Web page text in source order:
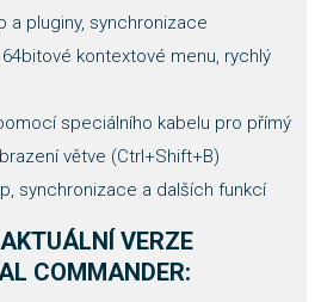
a pluginy, synchronizace
kontextové menu, rychlý
speciálního kabelu pro přímý
větve (Ctrl+Shift+B)
synchronizace a dalších funkcí
VERZE
COMMANDER: